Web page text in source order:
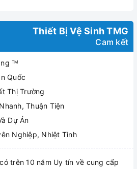
Thiết Bị Vệ Sinh TMG
Cam kết
TM
Quốc
Thị Trường
Thuận Tiện
Dự Án
Nghiệp, Nhiệt Tình
trên 10 năm Uy tín về cung cấp